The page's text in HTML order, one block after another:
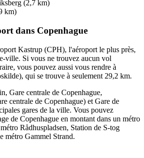
(2,7 km)
km)
dans Copenhague
Kastrup (CPH), l'aéroport le plus près,
ville. Si vous ne trouvez aucun vol
vous pouvez aussi vous rendre à
qui se trouve à seulement 29,2 km.
Gare centrale de Copenhague,
centrale de Copenhague) et Gare de
gares de la ville. Vous pouvez
de Copenhague en montant dans un métro
Rådhuspladsen, Station de S-tog
métro Gammel Strand.